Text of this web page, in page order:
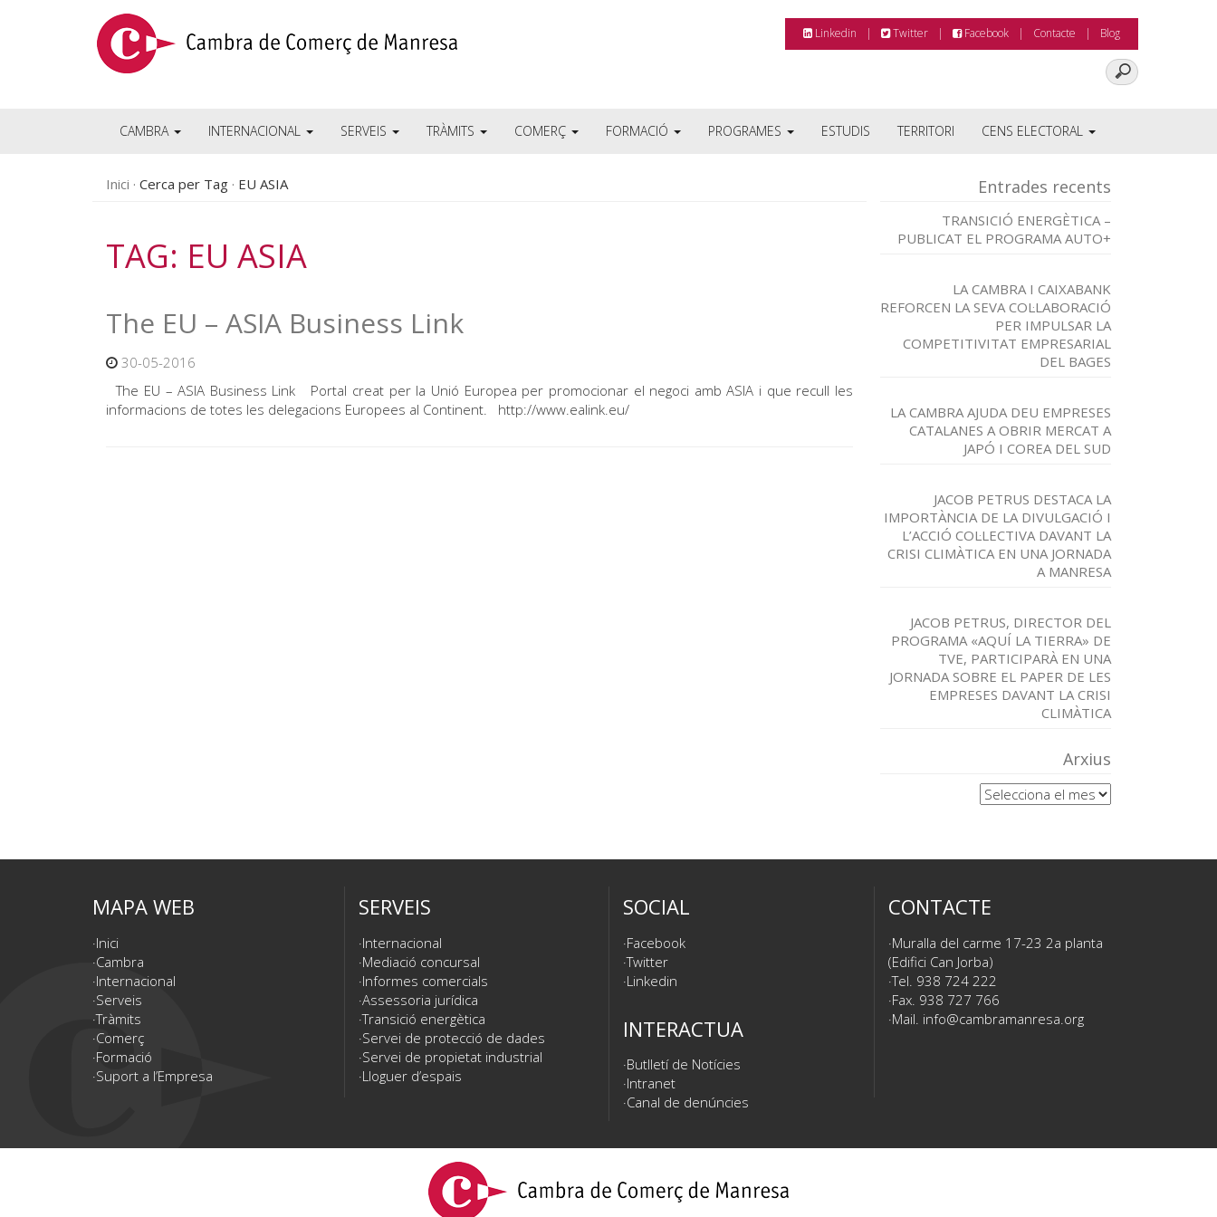
Linkedin Twitter Facebook Contacte Blog
CAMBRA INTERNACIONAL SERVEIS TRÀMITS COMERÇ FORMACIÓ PROGRAMES ESTUDIS TERRITORI CENS ELECTORAL
Inici Cerca per Tag EU ASIA
TAG: EU ASIA
The EU – ASIA Business Link
30-05-2016
The EU – ASIA Business Link Portal creat per la Unió Europea per promocionar el negoci amb ASIA i que recull les
informacions de totes les delegacions Europees al Continent. http://www.ealink.eu/
Entrades recents
TRANSICIÓ ENERGÈTICA –
PUBLICAT EL PROGRAMA AUTO+
LA CAMBRA I CAIXABANK
REFORCEN LA SEVA COL·LABORACIÓ
PER IMPULSAR LA
COMPETITIVITAT EMPRESARIAL
DEL BAGES
LA CAMBRA AJUDA DEU EMPRESES
CATALANES A OBRIR MERCAT A
JAPÓ I COREA DEL SUD
JACOB PETRUS DESTACA LA
IMPORTÀNCIA DE LA DIVULGACIÓ I
L’ACCIÓ COL·LECTIVA DAVANT LA
CRISI CLIMÀTICA EN UNA JORNADA
A MANRESA
JACOB PETRUS, DIRECTOR DEL
PROGRAMA «AQUÍ LA TIERRA» DE
TVE, PARTICIPARÀ EN UNA
JORNADA SOBRE EL PAPER DE LES
EMPRESES DAVANT LA CRISI
CLIMÀTICA
Arxius
Arxius
MAPA WEB
Inici
Cambra
Internacional
Serveis
Tràmits
Comerç
Formació
Suport a l’Empresa
SERVEIS
Internacional
Mediació concursal
Informes comercials
Assessoria jurídica
Transició energètica
Servei de protecció de dades
Servei de propietat industrial
Lloguer d’espais
SOCIAL
Facebook
Twitter
Linkedin
INTERACTUA
Butlletí de Notícies
Intranet
Canal de denúncies
CONTACTE
Muralla del carme 17-23 2a planta
(Edifici Can Jorba)
Tel. 938 724 222
Fax. 938 727 766
Mail. info@cambramanresa.org